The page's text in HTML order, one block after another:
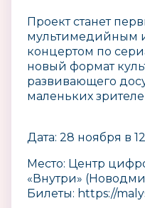
Проект станет
мультимедийным
концертом по
новый формат
развивающего
маленьких
Дата: 28 ноября в
Место: Центр
«Внутри»
Билеты: https://